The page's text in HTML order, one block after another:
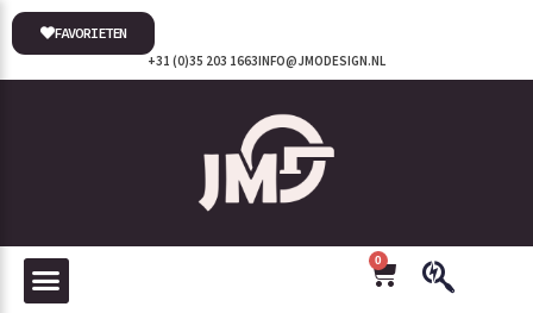
INFO@JMODESIGN.NL
+31 (0)35 203 1663
FAVORIETEN
0